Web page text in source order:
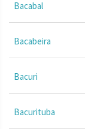
Bacabal
Bacabeira
Bacuri
Bacurituba